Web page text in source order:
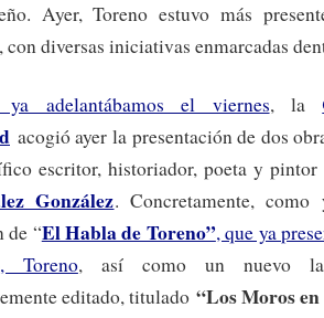
Ayer, Toreno estuvo más
con diversas iniciativas enmarcadas
ya adelantábamos el viernes, la
acogió ayer la presentación de dos
escritor, historiador, poeta y
González. Concretamente,
de “El Habla de Toreno”, que ya
Toreno, así como un nuevo
editado, titulado “Los Moros